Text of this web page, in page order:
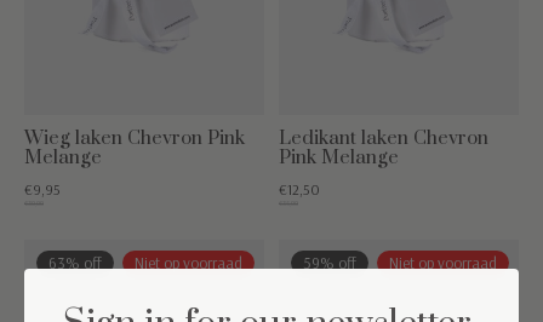
Wieg laken Chevron Pink
Melange
€9,95
€30,00
Ledikant laken Chevron
Pink Melange
€12,50
€35,00
63% off Niet op voorraad 59% off Niet op voorraad